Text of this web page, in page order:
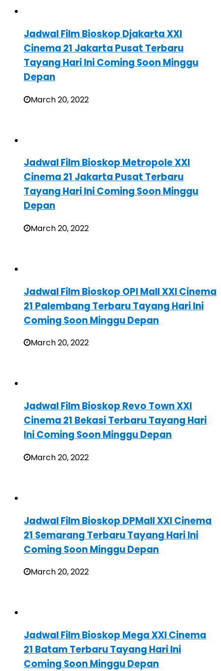
Jadwal Film Bioskop Djakarta XXI
Cinema 21 Jakarta Pusat Terbaru
Tayang Hari Ini Coming Soon Minggu
Depan
March 20, 2022
Jadwal Film Bioskop Metropole XXI
Cinema 21 Jakarta Pusat Terbaru
Tayang Hari Ini Coming Soon Minggu
Depan
March 20, 2022
Jadwal Film Bioskop OPI Mall XXI Cinema
21 Palembang Terbaru Tayang Hari Ini
Coming Soon Minggu Depan
March 20, 2022
Jadwal Film Bioskop Revo Town XXI
Cinema 21 Bekasi Terbaru Tayang Hari
Ini Coming Soon Minggu Depan
March 20, 2022
Jadwal Film Bioskop DPMall XXI Cinema
21 Semarang Terbaru Tayang Hari Ini
Coming Soon Minggu Depan
March 20, 2022
Jadwal Film Bioskop Mega XXI Cinema
21 Batam Terbaru Tayang Hari Ini
Coming Soon Minggu Depan